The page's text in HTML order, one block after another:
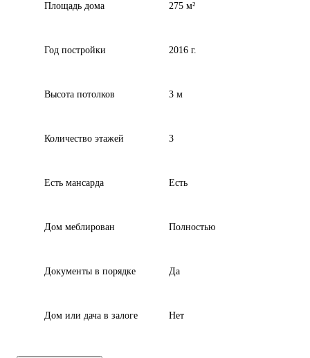
Площадь дома 275 м²
Год постройки 2016 г.
Высота потолков 3 м
Количество этажей 3
Есть мансарда Есть
Дом меблирован Полностью
Документы в порядке Да
Дом или дача в залоге Нет